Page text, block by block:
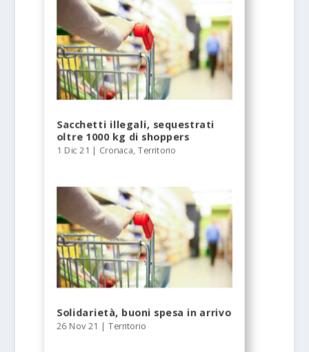
Sacchetti illegali, sequestrati
oltre 1000 kg di shoppers
1 Dic 21 | Cronaca,Territorio
Solidarietà, buoni spesa in arrivo
26 Nov 21 |Territorio